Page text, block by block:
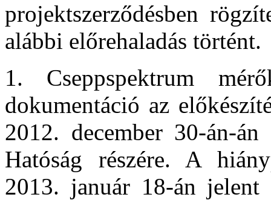
projektszerződésben
alábbi előrehaladás történt.
1. Cseppspektrum
dokumentáció az
2012. december 30-án-
Hatóság részére. A
2013. január 18-án